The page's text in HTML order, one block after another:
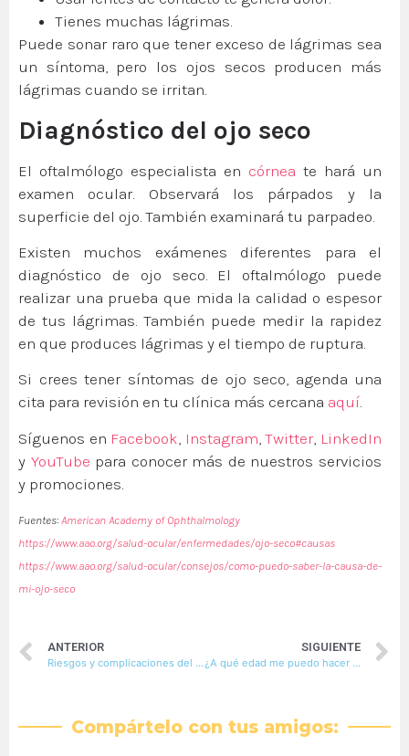
Tienes muchas lágrimas.
Puede sonar raro que tener exceso de lágrimas sea
un síntoma, pero los ojos secos producen más
lágrimas cuando se irritan.
Diagnóstico del ojo seco
El oftalmólogo especialista en córnea te hará un
examen ocular. Observará los párpados y la
superficie del ojo. También examinará tu parpadeo.
Existen muchos exámenes diferentes para el
diagnóstico de ojo seco. El oftalmólogo puede
realizar una prueba que mida la calidad o espesor
de tus lágrimas. También puede medir la rapidez
en que produces lágrimas y el tiempo de ruptura.
Si crees tener síntomas de ojo seco, agenda una
cita para revisión en tu clínica más cercana aquí.
Síguenos en Facebook Instagram ,Twitter LinkedIn
y YouTube para conocer más de nuestros servicios
y promociones.
Fuentes:American Academy of Ophthalmology
https://www.aao.org/salud-ocular/enfermedades/ojo-seco#causas
https://www.aao.org/salud-ocular/consejos/como-puedo-saber-la-causa-de-
mi-ojo-seco
ANTERIOR
Riesgos y complicaciones del LASIK
SIGUIENTE
¿A qué edad me puedo hacer la cirugía laser de los ojos?
Compártelo con tus amigos: